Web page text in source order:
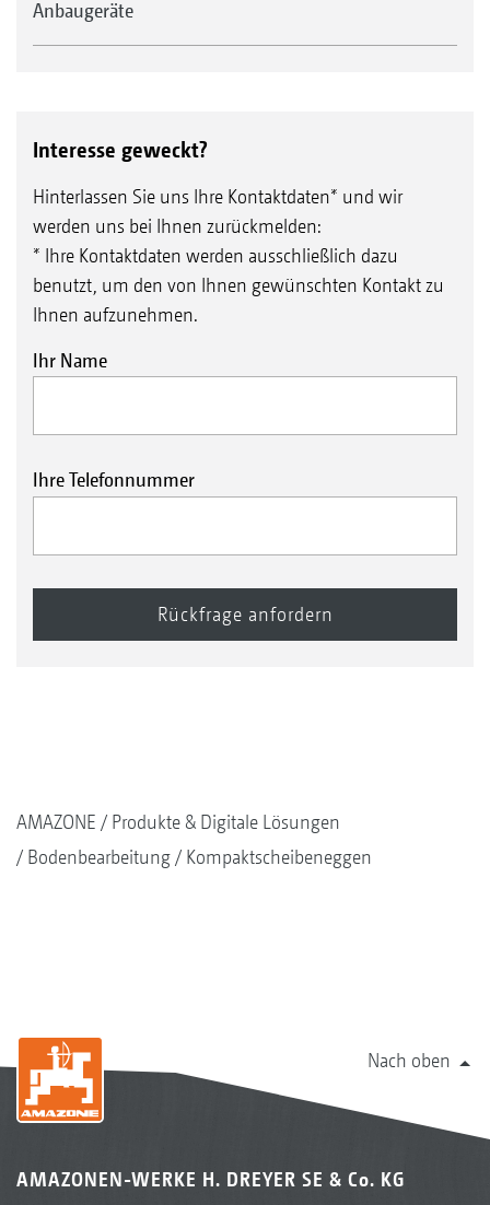
Anbaugeräte
Interesse geweckt?
Hinterlassen Sie uns Ihre Kontaktdaten* und wir
werden uns bei Ihnen zurückmelden:
* Ihre Kontaktdaten werden ausschließlich dazu
benutzt, um den von Ihnen gewünschten Kontakt zu
Ihnen aufzunehmen.
Ihr Name
Ihre Telefonnummer
AMAZONE
Produkte & Digitale Lösungen
Bodenbearbeitung
Kompaktscheibeneggen
Nach oben
AMAZONEN-WERKE H. DREYER SE & Co. KG